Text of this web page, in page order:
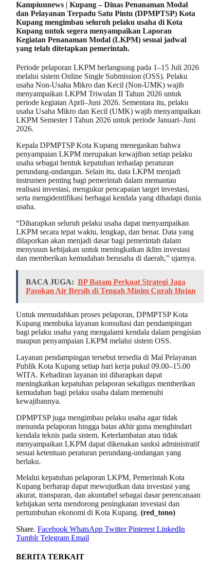
Kampiunnews | Kupang– Dinas Penanaman Modal
dan Pelayanan Terpadu Satu Pintu (DPMPTSP) Kota
Kupang mengimbau seluruh pelaku usaha di Kota
Kupang untuk segera menyampaikan Laporan
Kegiatan Penanaman Modal (LKPM) sesuai jadwal
yang telah ditetapkan pemerintah.
Periode pelaporan LKPM berlangsung pada 1–15 Juli 2026
melalui sistem Online Single Submission (OSS). Pelaku
usaha Non-Usaha Mikro dan Kecil (Non-UMK) wajib
menyampaikan LKPM Triwulan II Tahun 2026 untuk
periode kegiatan April–Juni 2026. Sementara itu, pelaku
usaha Usaha Mikro dan Kecil (UMK) wajib menyampaikan
LKPM Semester I Tahun 2026 untuk periode Januari–Juni
2026.
Kepala DPMPTSP Kota Kupang menegaskan bahwa
penyampaian LKPM merupakan kewajiban setiap pelaku
usaha sebagai bentuk kepatuhan terhadap peraturan
perundang-undangan. Selain itu, data LKPM menjadi
instrumen penting bagi pemerintah dalam memantau
realisasi investasi, mengukur pencapaian target investasi,
serta mengidentifikasi berbagai kendala yang dihadapi dunia
usaha.
“Diharapkan seluruh pelaku usaha dapat menyampaikan
LKPM secara tepat waktu, lengkap, dan benar. Data yang
dilaporkan akan menjadi dasar bagi pemerintah dalam
menyusun kebijakan untuk meningkatkan iklim investasi
dan memberikan kemudahan berusaha di daerah,” ujarnya.
BACA JUGA: BP Batam Perkuat Strategi Jaga
Pasokan Air Bersih di Tengah Minim Curah Hujan
Untuk memudahkan proses pelaporan, DPMPTSP Kota
Kupang membuka layanan konsultasi dan pendampingan
bagi pelaku usaha yang mengalami kendala dalam pengisian
maupun penyampaian LKPM melalui sistem OSS.
Layanan pendampingan tersebut tersedia di Mal Pelayanan
Publik Kota Kupang setiap hari kerja pukul 09.00–15.00
WITA. Kehadiran layanan ini diharapkan dapat
meningkatkan kepatuhan pelaporan sekaligus memberikan
kemudahan bagi pelaku usaha dalam memenuhi
kewajibannya.
DPMPTSP juga mengimbau pelaku usaha agar tidak
menunda pelaporan hingga batas akhir guna menghindari
kendala teknis pada sistem. Keterlambatan atau tidak
menyampaikan LKPM dapat dikenakan sanksi administratif
sesuai ketentuan peraturan perundang-undangan yang
berlaku.
Melalui kepatuhan pelaporan LKPM, Pemerintah Kota
Kupang berharap dapat mewujudkan data investasi yang
akurat, transparan, dan akuntabel sebagai dasar perencanaan
kebijakan serta mendorong peningkatan investasi dan
pertumbuhan ekonomi di Kota Kupang. (red_tono)
Share. Facebook WhatsApp Twitter Pinterest LinkedIn
Tumblr Telegram Email
BERITATERKAIT